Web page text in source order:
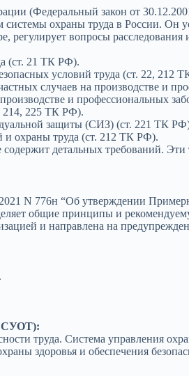
(Федеральный закон от
охраны труда в России. Он
регулирует вопросы
(ст. 21 ТК РФ).
условий труда (ст. 22, 212
случаев на производстве и
и профессиональных
214, 225 ТК РФ).
защиты (СИЗ) (ст. 221 ТК
и охраны труда (ст. 212 ТК РФ).
детальных требований.
N 776н “Об утверждении
общие принципы и
и направлена на
СУОТ):
труда. Система управления
здоровья и обеспечения